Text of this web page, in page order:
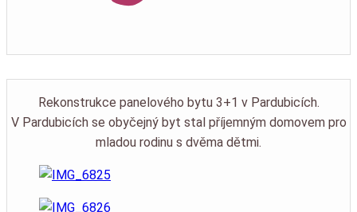
Rekonstrukce panelového bytu 3+1 v Pardubicích.
V Pardubicích se obyčejný byt stal příjemným domovem pro
mladou rodinu s dvěma dětmi.